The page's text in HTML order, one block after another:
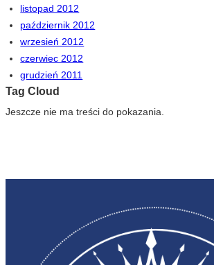
listopad 2012
październik 2012
wrzesień 2012
czerwiec 2012
grudzień 2011
Tag Cloud
Jeszcze nie ma treści do pokazania.